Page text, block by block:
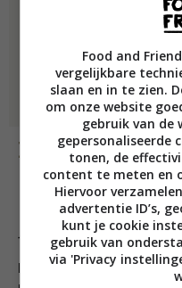
Bereiding
1. Spoel de linzen af
pan met 500 ml koud
Food and
vergelijkbare
slaan en in te zien.
om onze website
gebruik van de
gepersonaliseerde
tonen, de
content te meten en
Hiervoor
advertentie ID’s,
kunt je cookie
gebruik van
via 'Privacy